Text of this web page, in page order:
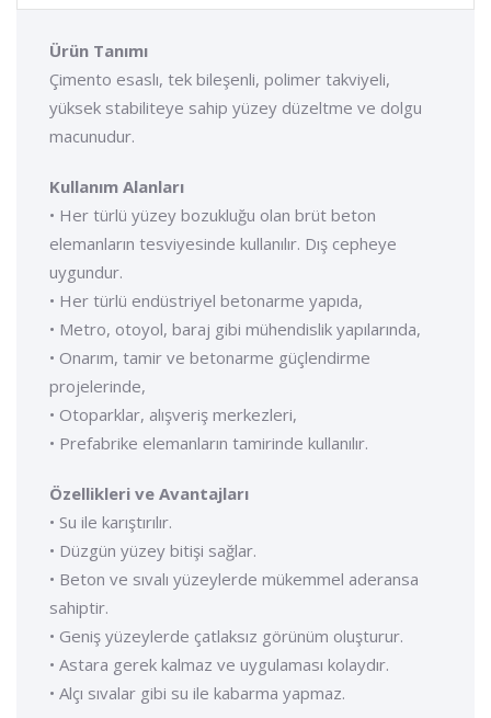
Ürün Tanımı
Çimento esaslı, tek bileşenli, polimer takviyeli,
yüksek stabiliteye sahip yüzey düzeltme ve dolgu
macunudur.
Kullanım Alanları
• Her türlü yüzey bozukluğu olan brüt beton
elemanların tesviyesinde kullanılır. Dış cepheye
uygundur.
• Her türlü endüstriyel betonarme yapıda,
• Metro, otoyol, baraj gibi mühendislik yapılarında,
• Onarım, tamir ve betonarme güçlendirme
projelerinde,
• Otoparklar, alışveriş merkezleri,
• Prefabrike elemanların tamirinde kullanılır.
Özellikleri ve Avantajları
• Su ile karıştırılır.
• Düzgün yüzey bitişi sağlar.
• Beton ve sıvalı yüzeylerde mükemmel aderansa
sahiptir.
• Geniş yüzeylerde çatlaksız görünüm oluşturur.
• Astara gerek kalmaz ve uygulaması kolaydır.
• Alçı sıvalar gibi su ile kabarma yapmaz.